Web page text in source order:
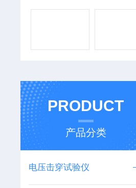
PRODUCT
产品分类
电压击穿试验仪